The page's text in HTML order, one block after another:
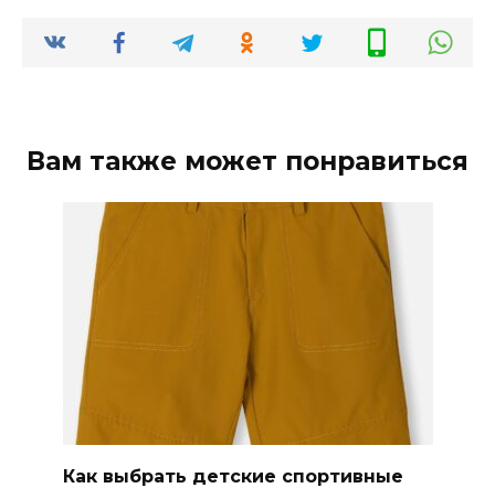
Вам также может понравиться
Как выбрать детские спортивные